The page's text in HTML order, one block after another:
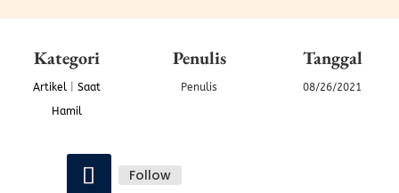
Kategori
Artikel
Saat
Hamil
Penulis
Penulis
Tanggal
08/26/2021
Follow